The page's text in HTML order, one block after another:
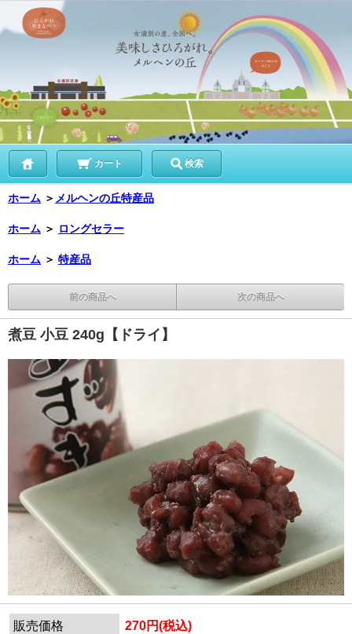
カート 検索
ホーム ＞ メルヘンの丘特産品
ホーム ＞ ロングセラー
ホーム ＞ 特産品
前の商品へ 次の商品へ
煮豆 小豆 240g【ドライ】
販売価格 270円(税込)